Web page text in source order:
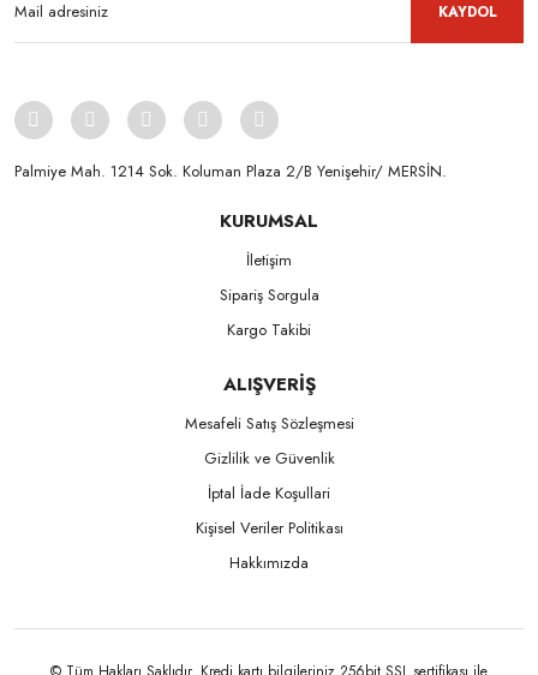
KAYDOL
Palmiye Mah. 1214 Sok. Koluman Plaza 2/B Yenişehir/ MERSİN.ㅤㅤㅤㅤㅤㅤㅤㅤㅤㅤㅤㅤㅤㅤㅤㅤㅤㅤㅤㅤㅤㅤㅤㅤㅤㅤㅤㅤㅤㅤㅤㅤㅤㅤㅤ ㅤㅤㅤㅤㅤㅤㅤㅤㅤㅤ
KURUMSAL
İletişim
Sipariş Sorgula
Kargo Takibi
ALIŞVERİŞ
Mesafeli Satış Sözleşmesi
Gizlilik ve Güvenlik
İptal İade Koşullari
Kişisel Veriler Politikası
Hakkımızda